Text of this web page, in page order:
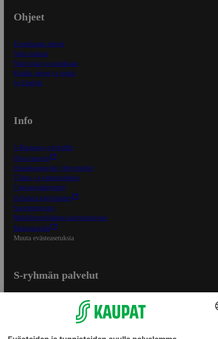
Ohjeet
Ensitilaajan ohjeet
Näin maksat
Näin tilaat ja muokkaat
Kaikki ohjeet ja vinkit
In English
Info
S-Business yrityksille
Oiva-raportit
Osuuskauppojen yhteystiedot
Tilaus- ja toimitusehdot
Tietosuojakäytäntö
Palvelun käyttöehdot
Saavutettavuus
Mobiilisovelluksen saavutettavuus
Mainostajalle
Muuta evästeasetuksia
S-ryhmän palvelut
Yhteishyvä Ruoka -sovellus
S-ostoslista -sovellus